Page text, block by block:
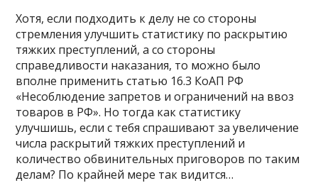
Хотя, если подходить к делу не со стороны
стремления улучшить статистику по раскрытию
тяжких преступлений, а со стороны
справедливости наказания, то можно было
вполне применить статью 16.3 КоАП РФ
«Несоблюдение запретов и ограничений на ввоз
товаров в РФ». Но тогда как статистику
улучшишь, если с тебя спрашивают за увеличение
числа раскрытий тяжких преступлений и
количество обвинительных приговоров по таким
делам? По крайней мере так видится…